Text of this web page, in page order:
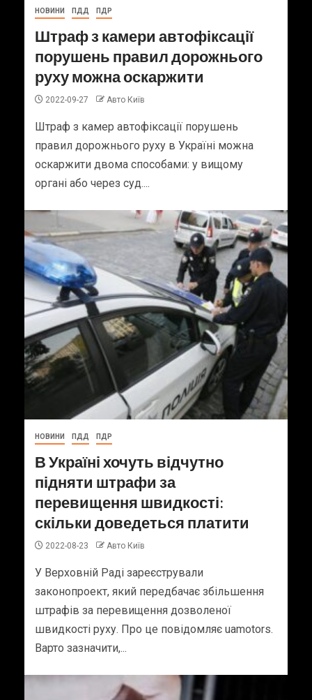
НОВИНИ ПДД ПДР
Штраф з камери автофіксації
порушень правил дорожнього
руху можна оскаржити
2022-09-27 Авто Київ
Штраф з камер автофіксації порушень
правил дорожнього руху в Україні можна
оскаржити двома способами: у вищому
органі або через суд....
НОВИНИ ПДД ПДР
В Україні хочуть відчутно
підняти штрафи за
перевищення швидкості:
скільки доведеться платити
2022-08-23 Авто Київ
У Верховній Раді зареєстрували
законопроект, який передбачає збільшення
штрафів за перевищення дозволеної
швидкості руху. Про це повідомляє uamotors.
Варто зазначити,...